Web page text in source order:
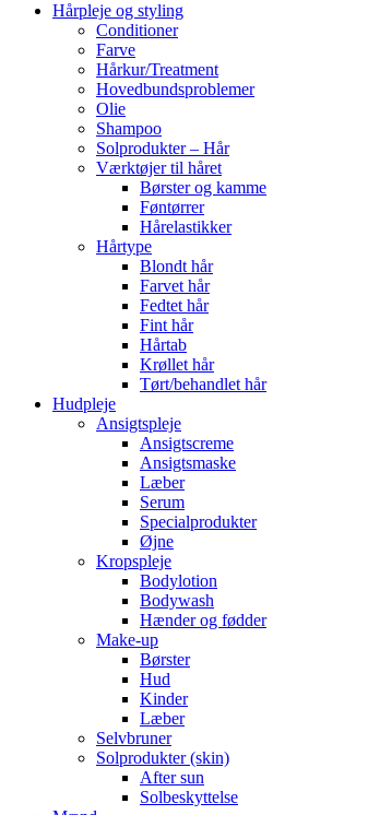
Hårpleje og styling
Conditioner
Farve
Hårkur/Treatment
Hovedbundsproblemer
Olie
Shampoo
Solprodukter – Hår
Værktøjer til håret
Børster og kamme
Føntørrer
Hårelastikker
Hårtype
Blondt hår
Farvet hår
Fedtet hår
Fint hår
Hårtab
Krøllet hår
Tørt/behandlet hår
Hudpleje
Ansigtspleje
Ansigtscreme
Ansigtsmaske
Læber
Serum
Specialprodukter
Øjne
Kropspleje
Bodylotion
Bodywash
Hænder og fødder
Make-up
Børster
Hud
Kinder
Læber
Selvbruner
Solprodukter (skin)
After sun
Solbeskyttelse